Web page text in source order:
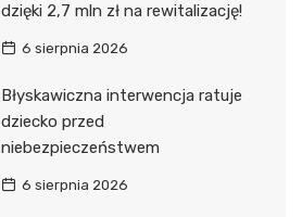
dzięki 2,7 mln zł na rewitalizację!
6 sierpnia 2026
Błyskawiczna interwencja ratuje
dziecko przed
niebezpieczeństwem
6 sierpnia 2026